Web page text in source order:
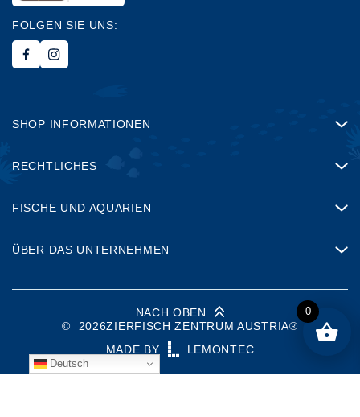
FOLGEN SIE UNS:
SHOP INFORMATIONEN
RECHTLICHES
FISCHE UND AQUARIEN
ÜBER DAS UNTERNEHMEN
© 2026ZIERFISCH ZENTRUM AUSTRIA®
MADE BY
LEMONTEC
NACH OBEN
Deutsch
0